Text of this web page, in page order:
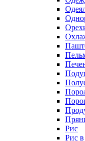
Рис
Рис